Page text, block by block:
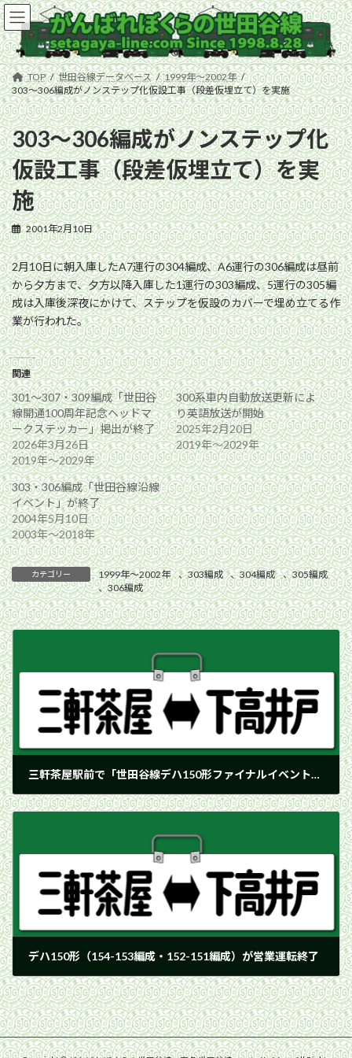
コ
ン
テ
ン
ツ
へ
ス
キ
ッ
プ
ナ
ビ
ゲ
ー
シ
ョ
ン
に
移
動
TOP 世田谷線データベース
1999年〜2002年
303〜306編成がノンステップ化仮設工事（段差仮埋立て）を実施
303〜306編成がノンステップ化
仮設工事（段差仮埋立て）を実
施
2001年2月10日
2月10日に朝入庫したA7運行の304編成、A6運行の306編成は昼前
から夕方まで、夕方以降入庫した1運行の303編成、5運行の305編
成は入庫後深夜にかけて、ステップを仮設のカバーで埋め立てる作
業が行われた。
関連
301〜307・309編成「世田谷
線開通100周年記念ヘッドマ
ークステッカー」掲出が終了
2026年3月26日
2019年〜2029年
300系車内自動放送更新によ
り英語放送が開始
2025年2月20日
2019年〜2029年
303・306編成「世田谷線沿線
イベント」が終了
2004年5月10日
2003年〜2018年
カテゴリー 1999年〜2002年 、303編成 、304編成 、305編成
、306編成
三軒茶屋駅前で「世田谷線デハ150形ファイナルイベント」部品即売会が開催
2001年2月10日
デハ150形（154-153編成・152-151編成）が営業運転終了
2001年2月10日